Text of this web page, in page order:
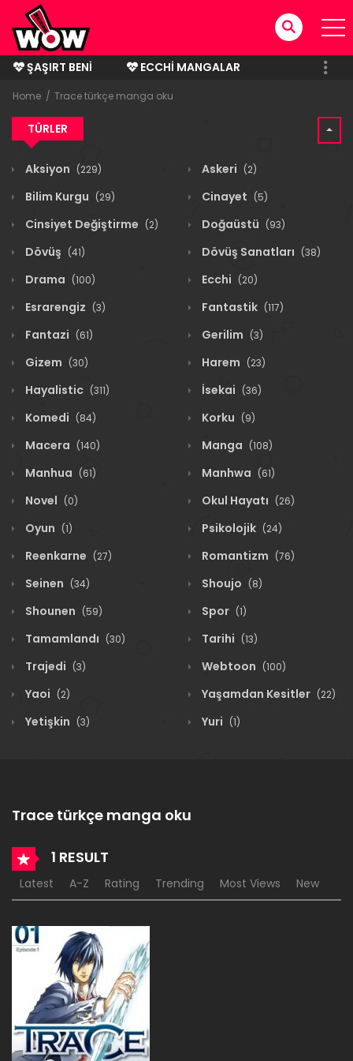
ŞAŞIRT BENI
ECCHI MANGALAR
BITMIŞ MANGALAR
Home Trace türkçe manga oku
TÜRLER
Aksiyon (229) Askeri (2)
Bilim Kurgu (29) Cinayet (5)
Cinsiyet Değiştirme (2) Doğaüstü (93)
Dövüş (41) Dövüş Sanatları (38)
Drama (100) Ecchi (20)
Esrarengiz (3) Fantastik (117)
Fantazi (61) Gerilim (3)
Gizem (30) Harem (23)
Hayalistic (311) İsekai (36)
Komedi (84) Korku (9)
Macera (140) Manga (108)
Manhua (61) Manhwa (61)
Novel (0) Okul Hayatı (26)
Oyun (1) Psikolojik (24)
Reenkarne (27) Romantizm (76)
Seinen (34) Shoujo (8)
Shounen (59) Spor (1)
Tamamlandı (30) Tarihi (13)
Trajedi (3) Webtoon (100)
Yaoi (2) Yaşamdan Kesitler (22)
Yetişkin (3) Yuri (1)
Trace türkçe manga oku
1 RESULT
Latest A-Z Rating Trending Most Views New